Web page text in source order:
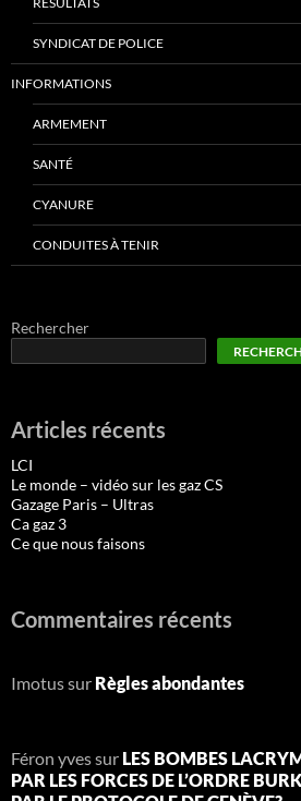
SYNDICAT DE POLICE
INFORMATIONS
ARMEMENT
SANTÉ
CYANURE
CONDUITES À TENIR
Rechercher
Articles récents
LCI
Le monde – vidéo sur les gaz CS
Gazage Paris – Ultras
Ca gaz 3
Ce que nous faisons
Commentaires récents
Imotussur Règles abondantes
Féron yvessur LES BOMBES
PAR LES FORCES DE L’ORDRE